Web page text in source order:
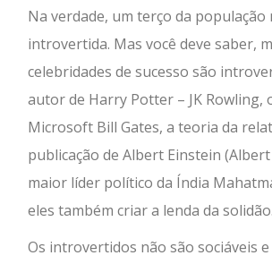
Na verdade, um terço da população
introvertida. Mas você deve saber,
celebridades de sucesso são
autor de Harry Potter – JK Rowling,
Microsoft Bill Gates, a teoria da
publicação de Albert Einstein
maior líder político da Índia
eles também criar a lenda da solidão.
Os introvertidos não são sociáveis